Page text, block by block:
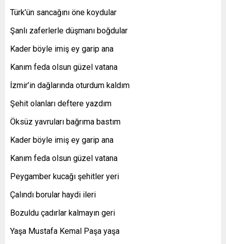
Türk’ün sancağını öne koydular
Şanlı zaferlerle düşmanı boğdular
Kader böyle imiş ey garip ana
Kanım feda olsun güzel vatana
İzmir’in dağlarında oturdum kaldım
Şehit olanları deftere yazdım
Öksüz yavruları bağrıma bastım
Kader böyle imiş ey garip ana
Kanım feda olsun güzel vatana
Peygamber kucağı şehitler yeri
Çalındı borular haydi ileri
Bozuldu çadırlar kalmayın geri
Yaşa Mustafa Kemal Paşa yaşa